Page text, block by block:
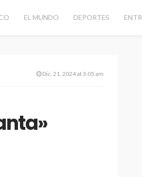
EL MUNDO DEPORTES
Dic. 21, 2024 at 3:05 am